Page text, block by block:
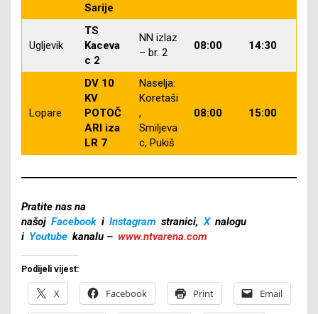
Sarije
Ugljevik
TS
Kaceva
c 2
NN izlaz
– br. 2
08:00 14:30
Lopare
DV 10
KV
POTOČ
ARI iza
LR 7
Naselja:
Koretaši
,
Smiljeva
c, Pukiš
08:00 15:00
Pratite nas na
našoj Facebook i Instagram stranici, X nalogu
i Youtube kanalu – www.ntvarena.com
Podijeli vijest:
X Facebook Print Email